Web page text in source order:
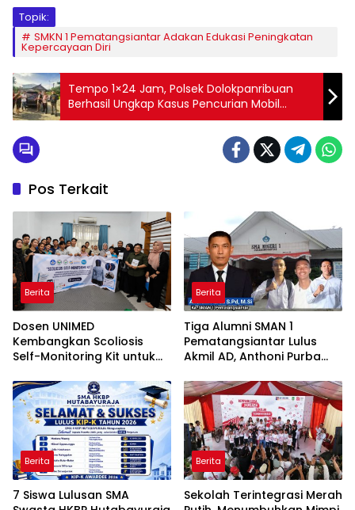
Topik:
SMKN 1 Pematangsiantar Adakan Edukasi Peningkatan
Kepercayaan Diri
Tempo 1×24 Jam, Polsek Dolokpanribuan
Berhasil Ungkap Kasus Pencurian Mobil
Pribadi
Pos Terkait
Berita
Dosen UNIMED
Kembangkan Scoliosis
Self-Monitoring Kit untuk
Mandiri Pasien Scoliosis
Berita
Tiga Alumni SMAN 1
Pematangsiantar Lulus
Akmil AD, Anthoni Purba
Berita
7 Siswa Lulusan SMA
Berita
Sekolah Terintegrasi Merah